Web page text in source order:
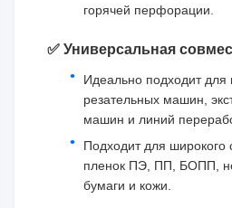
горячей перфорации.
✅ Универсальная
Идеально подходит для
резательных машин,
машин и линий
Подходит для широкого
пленок ПЭ, ПП, БОПП,
бумаги и кожи.